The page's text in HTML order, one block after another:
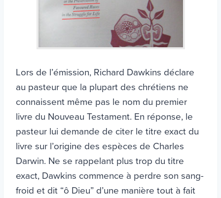
Lors de l’émission, Richard Dawkins déclare
au pasteur que la plupart des chrétiens ne
connaissent même pas le nom du premier
livre du Nouveau Testament. En réponse, le
pasteur lui demande de citer le titre exact du
livre sur l’origine des espèces de Charles
Darwin. Ne se rappelant plus trop du titre
exact, Dawkins commence à perdre son sang-
froid et dit “ô Dieu” d’une manière tout à fait